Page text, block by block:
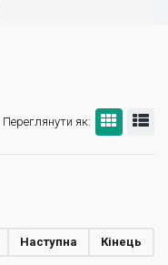
Переглянути як:
Наступна Кінець